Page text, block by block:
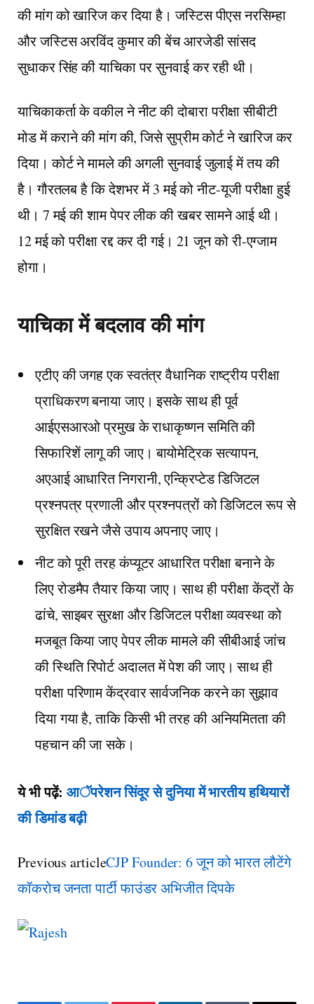
की मांग को खारिज कर दिया है। जस्टिस पीएस नरसिम्हा
और जस्टिस अरविंद कुमार की बेंच आरजेडी सांसद
सुधाकर सिंह की याचिका पर सुनवाई कर रही थी।
याचिकाकर्ता के वकील ने नीट की दोबारा परीक्षा सीबीटी
मोड में कराने की मांग की, जिसे सुप्रीम कोर्ट ने खारिज कर
दिया। कोर्ट ने मामले की अगली सुनवाई जुलाई में तय की
है। गौरतलब है कि देशभर में 3 मई को नीट-यूजी परीक्षा हुई
थी। 7 मई की शाम पेपर लीक की खबर सामने आई थी।
12 मई को परीक्षा रद्द कर दी गई। 21 जून को री-एग्जाम
होगा।
याचिका में बदलाव की मांग
एटीए की जगह एक स्वतंत्र वैधानिक राष्ट्रीय परीक्षा
प्राधिकरण बनाया जाए। इसके साथ ही पूर्व
आईएसआरओ प्रमुख के राधाकृष्णन समिति की
सिफारिशें लागू की जाए। बायोमेट्रिक सत्यापन,
अएआई आधारित निगरानी, एन्क्रिप्टेड डिजिटल
प्रश्नपत्र प्रणाली और प्रश्नपत्रों को डिजिटल रूप से
सुरक्षित रखने जैसे उपाय अपनाए जाए।
नीट को पूरी तरह कंप्यूटर आधारित परीक्षा बनाने के
लिए रोडमैप तैयार किया जाए। साथ ही परीक्षा केंद्रों के
ढांचे, साइबर सुरक्षा और डिजिटल परीक्षा व्यवस्था को
मजबूत किया जाए पेपर लीक मामले की सीबीआई जांच
की स्थिति रिपोर्ट अदालत में पेश की जाए। साथ ही
परीक्षा परिणाम केंद्रवार सार्वजनिक करने का सुझाव
दिया गया है, ताकि किसी भी तरह की अनियमितता की
पहचान की जा सके।
ये भी पढ़ें:आॅपरेशन सिंदूर से दुनिया में भारतीय हथियारों
की डिमांड बढ़ी
Previous articleCJP Founder: 6 जून को भारत लौटेंगे
कॉकरोच जनता पार्टी फाउंडर अभिजीत दिपके